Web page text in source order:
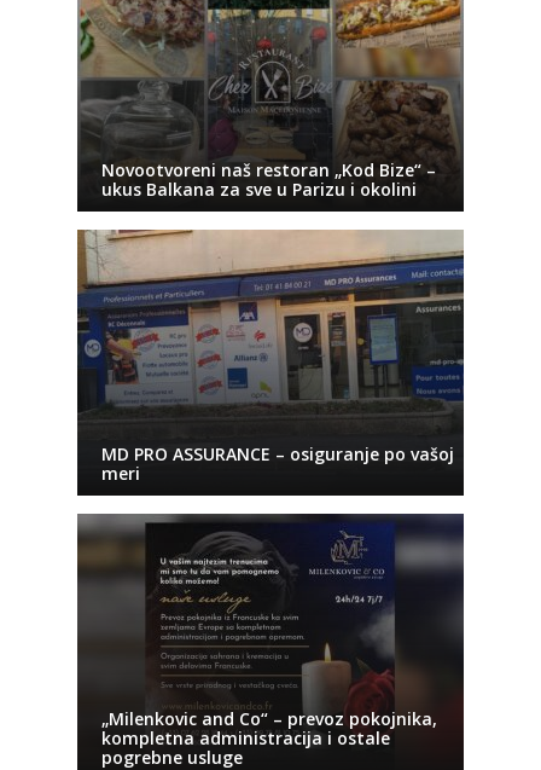
Novootvoreni naš restoran „Kod Bize“ –
ukus Balkana za sve u Parizu i okolini
MD PRO ASSURANCE – osiguranje po vašoj
meri
„Milenkovic and Co“ – prevoz pokojnika,
kompletna administracija i ostale
pogrebne usluge